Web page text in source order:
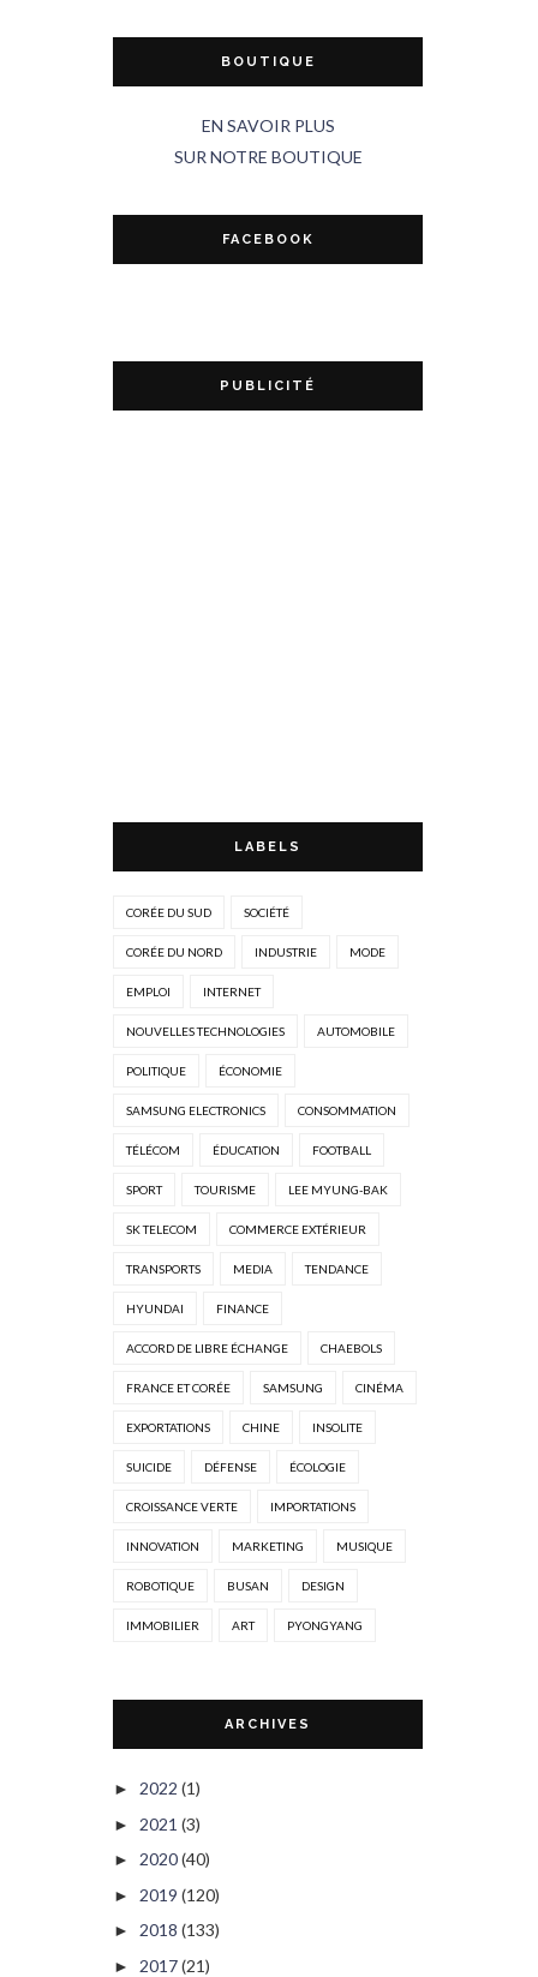
BOUTIQUE
EN SAVOIR PLUS
SUR NOTRE BOUTIQUE
FACEBOOK
PUBLICITÉ
LABELS
CORÉE DU SUD SOCIÉTÉ
CORÉE DU NORD INDUSTRIE MODE
EMPLOI INTERNET
NOUVELLES TECHNOLOGIES AUTOMOBILE
POLITIQUE ÉCONOMIE
SAMSUNG ELECTRONICS CONSOMMATION
TÉLÉCOM ÉDUCATION FOOTBALL
SPORT TOURISME LEE MYUNG-BAK
SK TELECOM COMMERCE EXTÉRIEUR
TRANSPORTS MEDIA TENDANCE
HYUNDAI FINANCE
ACCORD DE LIBRE ÉCHANGE CHAEBOLS
FRANCE ET CORÉE SAMSUNG CINÉMA
EXPORTATIONS CHINE INSOLITE
SUICIDE DÉFENSE ÉCOLOGIE
CROISSANCE VERTE IMPORTATIONS
INNOVATION MARKETING MUSIQUE
ROBOTIQUE BUSAN DESIGN
IMMOBILIER ART PYONGYANG
ARCHIVES
► 2022 (1)
► 2021 (3)
► 2020(40)
► 2019 (120)
► 2018 (133)
► 2017(21)